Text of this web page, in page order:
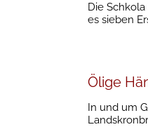
Die
es sieben
Ölige
In und um